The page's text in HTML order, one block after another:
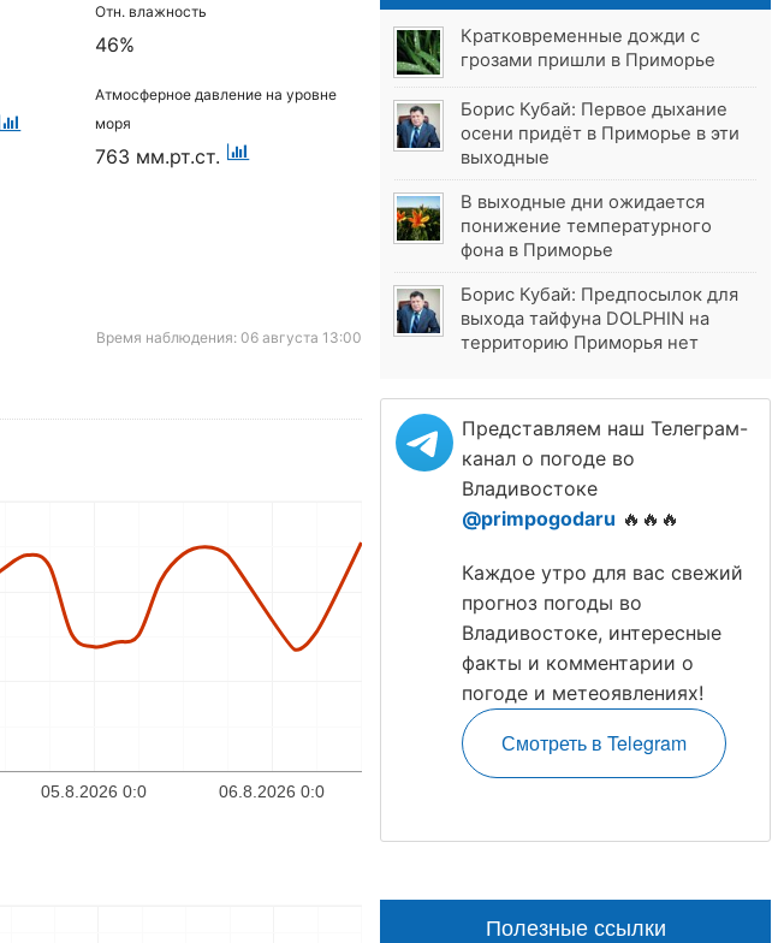
Отн. влажность
46%
Атмосферное давление на уровне
моря
763 мм.рт.ст.
Время наблюдения: 06 августа 13:00
05.8.2026 0:0 06.8.2026 0:0
Кратковременные дожди с
грозами пришли в Приморье
Борис Кубай: Первое дыхание
осени придёт в Приморье в эти
выходные
В выходные дни ожидается
понижение температурного
фона в Приморье
Борис Кубай: Предпосылок для
выхода тайфуна DOLPHIN на
территорию Приморья нет
Представляем наш Телеграм-
канал о погоде во
Владивостоке
@primpogodaru 🔥🔥🔥
Каждое утро для вас свежий
прогноз погоды во
Владивостоке, интересные
факты и комментарии о
погоде и метеоявлениях!
Смотреть в Telegram
Полезные ссылки